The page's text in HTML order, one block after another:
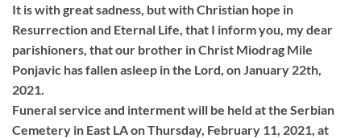
It is with great sadness, but with Christian hope in
Resurrection and Eternal Life, that I inform you, my dear
parishioners, that our brother in Christ Miodrag Mile
Ponjavic has fallen asleep in the Lord, on January 22th,
2021.
Funeral service and interment will be held at the Serbian
Cemetery in East LA on Thursday, February 11, 2021, at